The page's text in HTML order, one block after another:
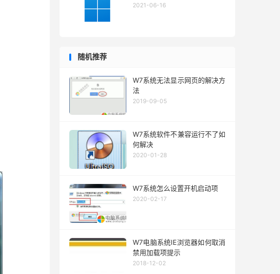
2021-06-16
随机推荐
W7系统无法显示网页的解决方
法
2019-09-05
W7系统软件不兼容运行不了如
何解决
2020-01-28
W7系统怎么设置开机启动项
2020-02-17
W7电脑系统IE浏览器如何取消
禁用加载项提示
2018-12-02